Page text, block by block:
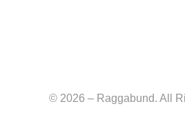
© 2026 – Raggabund. All